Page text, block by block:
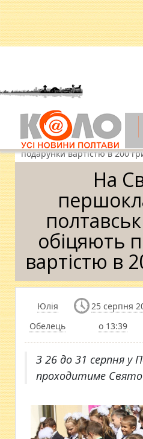
Головна » Новини »
першокласників
подарунки вартістю в 200
На
обіцяють
вартістю в
Юлія
Обелець
25 серпня
о 13:39
З 26 до 31 серпня у
проходитиме Свято